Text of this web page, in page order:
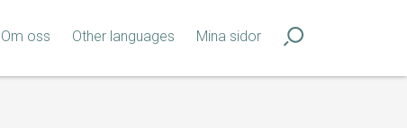
Om oss Other languages Mina sidor